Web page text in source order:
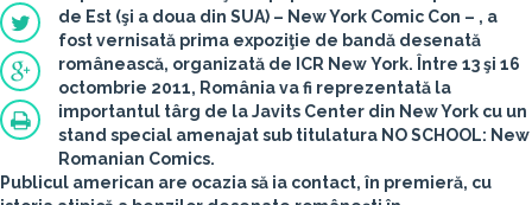
de Est (şi a doua din SUA) – New York Comic Con – , a
fost vernisată prima expoziţie de bandă desenată
românească, organizată de ICR New York. Între 13 şi 16
octombrie 2011, România va fi reprezentată la
importantul târg de la Javits Center din New York cu un
stand special amenajat sub titulatura NO SCHOOL: New
Romanian Comics.
Publicul american are ocazia să ia contact, în premieră, cu